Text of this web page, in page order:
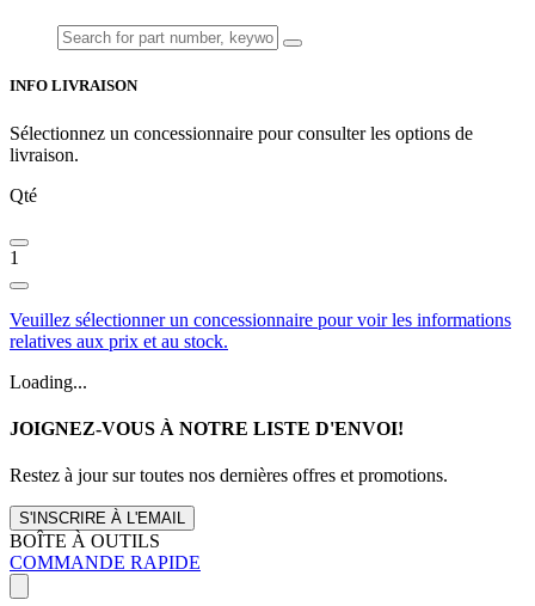
INFO LIVRAISON
Sélectionnez un concessionnaire pour consulter les options de
livraison.
Qté
1
Veuillez sélectionner un concessionnaire pour voir les informations
relatives aux prix et au stock.
Loading...
JOIGNEZ-VOUS À NOTRE LISTE D'ENVOI!
Restez à jour sur toutes nos dernières offres et promotions.
S'INSCRIRE À L'EMAIL
BOÎTE À OUTILS
COMMANDE RAPIDE